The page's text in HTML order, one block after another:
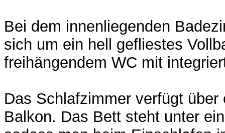
Bei dem innenliegenden
sich um ein hell gefliestes
freihängendem WC mit
Das Schlafzimmer verfügt
Balkon. Das Bett steht unter